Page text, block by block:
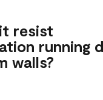
resist
running
walls?